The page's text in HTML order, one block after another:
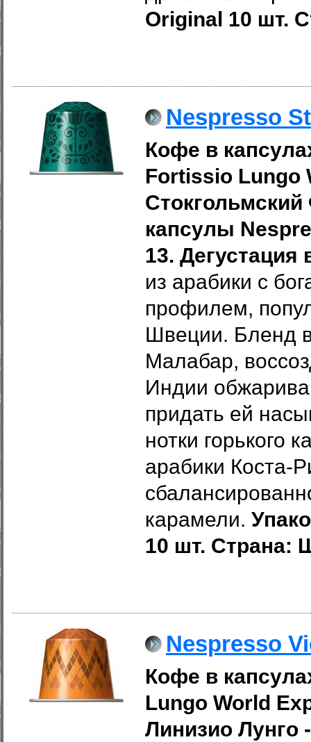
Original 10 шт.
Nespresso
Кофе в
Fortissio Lungo​
капсулы
13. Дегустация
из арабики с
профилем,
Швеции. Бленд
Малабар,
Индии
придать ей
нотки горького
арабики Коста-
карамели.
10 шт. Страна:
Nespresso
Кофе в
Lungo World
Линизио Лунго